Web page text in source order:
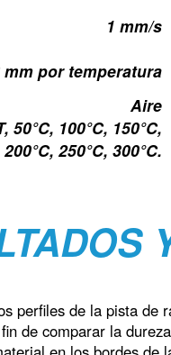
1 mm/s
mm por temperatura
Aire
50°C, 100°C, 150°C,
200°C, 250°C, 300°C.
perfiles de la pista de
de comparar la